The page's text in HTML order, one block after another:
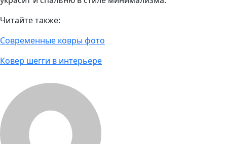
Читайте также:
Современные ковры фото
Ковер шегги в интерьере